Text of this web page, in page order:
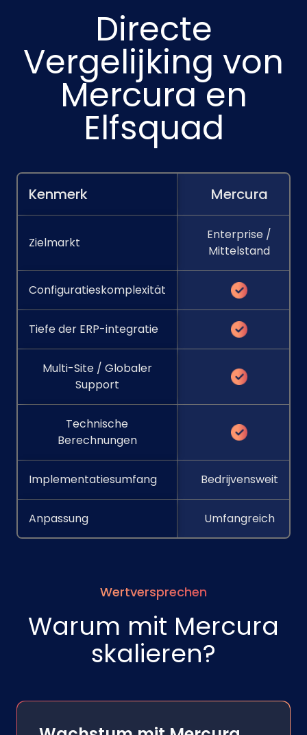
Directe
Vergelijking von
Mercura en
Elfsquad
Kenmerk Mercura
Zielmarkt
Enterprise /
Mittelstand
Configuratieskomplexität
Tiefe der ERP-integratie
Multi-Site / Globaler
Support
Technische
Berechnungen
Implementatiesumfang Bedrijvensweit
Anpassung Umfangreich
Wertversprechen
Warum mit Mercura
skalieren?